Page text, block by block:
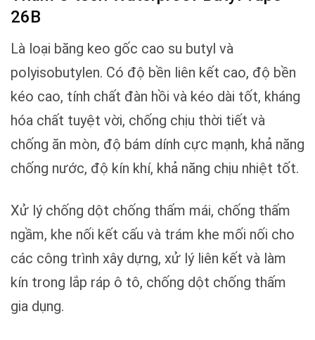
26B
Là loại băng keo gốc cao su butyl và
polyisobutylen. Có độ bền liên kết cao, độ bền
kéo cao, tính chất đàn hồi và kéo dài tốt, kháng
hóa chất tuyệt vời, chống chịu thời tiết và
chống ăn mòn, độ bám dính cực mạnh, khả năng
chống nước, độ kín khí, khả năng chịu nhiệt tốt.
Xử lý chống dột chống thấm mái, chống thấm
ngầm, khe nối kết cấu và trám khe mối nối cho
các công trình xây dựng, xử lý liên kết và làm
kín trong lắp ráp ô tô, chống dột chống thấm
gia dụng.